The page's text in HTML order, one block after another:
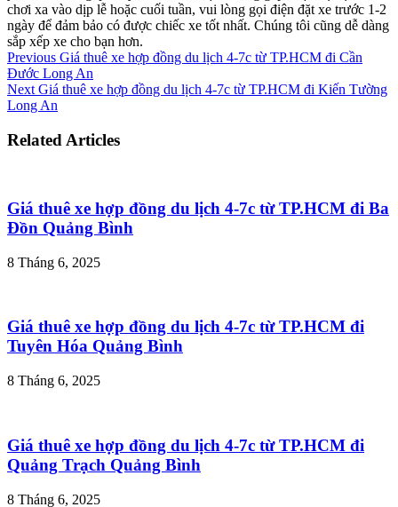
chơi xa vào dịp lễ hoặc cuối tuần, vui lòng gọi điện đặt xe trước 1-2
ngày để đảm bảo có được chiếc xe tốt nhất. Chúng tôi cũng dễ dàng
sắp xếp xe cho bạn hơn.
Previous Giá thuê xe hợp đồng du lịch 4-7c từ TP.HCM đi Cần
Đước Long An
Next Giá thuê xe hợp đồng du lịch 4-7c từ TP.HCM đi Kiến Tường
Long An
Related Articles
Giá thuê xe hợp đồng du lịch 4-7c từ TP.HCM đi Ba
Đồn Quảng Bình
8 Tháng 6, 2025
Giá thuê xe hợp đồng du lịch 4-7c từ TP.HCM đi
Tuyên Hóa Quảng Bình
8 Tháng 6, 2025
Giá thuê xe hợp đồng du lịch 4-7c từ TP.HCM đi
Quảng Trạch Quảng Bình
8 Tháng 6, 2025